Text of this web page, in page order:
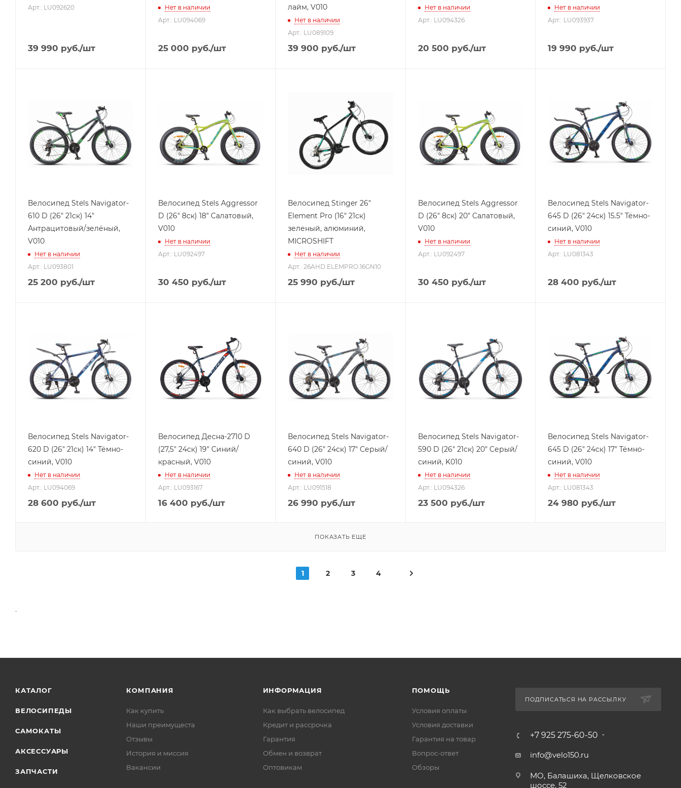
Арт.: LU092620
39 990 руб./шт
Нет в наличии
Арт.: LU094069
25 000 руб./шт
лайм, V010
Нет в наличии
Арт.: LU089109
39 900 руб./шт
Нет в наличии
Арт.: LU094326
20 500 руб./шт
Нет в наличии
Арт.: LU093937
19 990 руб./шт
Велосипед Stels Navigator-
610 D (26" 21ск) 14"
Антрацитовый/зелёный,
V010
Нет в наличии
Арт.: LU093801
25 200 руб./шт
Велосипед Stels Aggressor
D (26" 8ск) 18" Салатовый,
V010
Нет в наличии
Арт.: LU092497
30 450 руб./шт
Велосипед Stinger 26"
Element Pro (16" 21ск)
зеленый, алюминий,
MICROSHIFT
Нет в наличии
Арт.: 26AHD.ELEMPRO.16GN10
25 990 руб./шт
Велосипед Stels Aggressor
D (26" 8ск) 20" Салатовый,
V010
Нет в наличии
Арт.: LU092497
30 450 руб./шт
Велосипед Stels Navigator-
645 D (26" 24ск) 15.5" Тёмно-
синий, V010
Нет в наличии
Арт.: LU081343
28 400 руб./шт
Велосипед Stels Navigator-
620 D (26" 21ск) 14" Тёмно-
синий, V010
Нет в наличии
Арт.: LU094069
28 600 руб./шт
Велосипед Десна-2710 D
(27,5" 24ск) 19" Синий/
красный, V010
Нет в наличии
Арт.: LU093167
16 400 руб./шт
Велосипед Stels Navigator-
640 D (26" 24ск) 17" Серый/
синий, V010
Нет в наличии
Арт.: LU091518
26 990 руб./шт
Велосипед Stels Navigator-
590 D (26" 21ск) 20" Серый/
синий, K010
Нет в наличии
Арт.: LU094326
23 500 руб./шт
Велосипед Stels Navigator-
645 D (26" 24ск) 17" Тёмно-
синий, V010
Нет в наличии
Арт.: LU081343
24 980 руб./шт
ПОКАЗАТЬ ЕЩЕ
1 2 3 4
.
КАТАЛОГ
ВЕЛОСИПЕДЫ
САМОКАТЫ
АКСЕССУАРЫ
ЗАПЧАСТИ
КОМПАНИЯ
Как купить
Наши преимущеста
Отзывы
История и миссия
Вакансии
ИНФОРМАЦИЯ
Как выбрать велосипед
Кредит и рассрочка
Гарантия
Обмен и возврат
Оптовикам
ПОМОЩЬ
Условия оплаты
Условия доставки
Гарантия на товар
Вопрос-ответ
Обзоры
ПОДПИСАТЬСЯ НА РАССЫЛКУ
+7 925 275-60-50
info@velo150.ru
МО, Балашиха, Щелковское
шоссе, 52